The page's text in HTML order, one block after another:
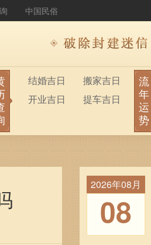
中国民俗
结婚吉日
搬家吉日
开业吉日
提车吉日
流
年
运
势
2026年08月
08